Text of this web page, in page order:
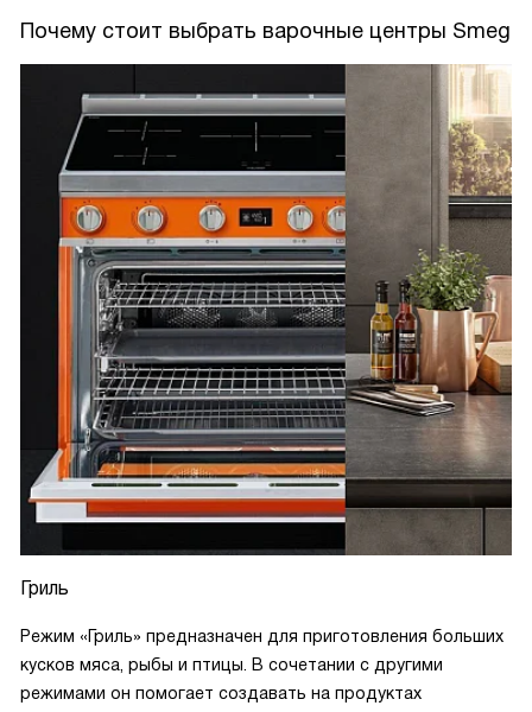
Почему стоит выбрать варочные центры Smeg
Гриль
Режим «Гриль» предназначен для приготовления больших
кусков мяса, рыбы и птицы. В сочетании с другими
режимами он помогает создавать на продуктах